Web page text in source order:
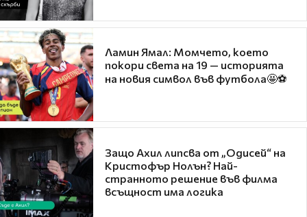
Ламин Ямал: Момчето, което
покори света на 19 — историята
на новия символ във футбола🤩⚽
Защо Ахил липсва от „Одисей“ на
Кристофър Нолън? Най-
странното решение във филма
всъщност има логика